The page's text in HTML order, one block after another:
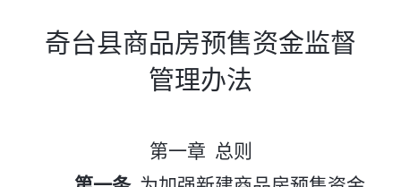
奇台县商品房预售资金监督
管理办法
第一章 总则